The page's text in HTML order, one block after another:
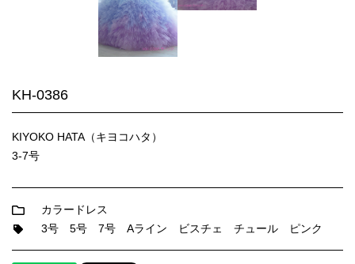
KH-0386
KIYOKO HATA（キヨコハタ）
3-7号
カラードレス
3号
5号 7号 Aライン ビスチェ チュール ピンク